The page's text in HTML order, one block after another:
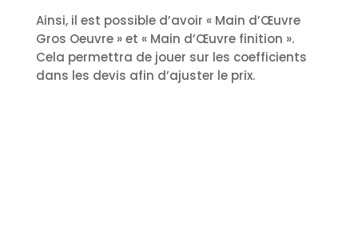
Ainsi, il est possible d’avoir « Main d’Œuvre
Gros Oeuvre » et « Main d’Œuvre finition ».
Cela permettra de jouer sur les coefficients
dans les devis afin d’ajuster le prix.